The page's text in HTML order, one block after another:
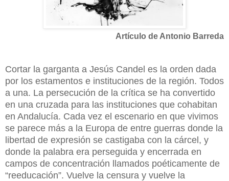
Artículo de Antonio Barreda
Cortar la garganta a Jesús Candel es la orden dada
por los estamentos e instituciones de la región. Todos
a una. La persecución de la crítica se ha convertido
en una cruzada para las instituciones que cohabitan
en Andalucía. Cada vez el escenario en que vivimos
se parece más a la Europa de entre guerras donde la
libertad de expresión se castigaba con la cárcel, y
donde la palabra era perseguida y encerrada en
campos de concentración llamados poéticamente de
“reeducación”. Vuelve la censura y vuelve la